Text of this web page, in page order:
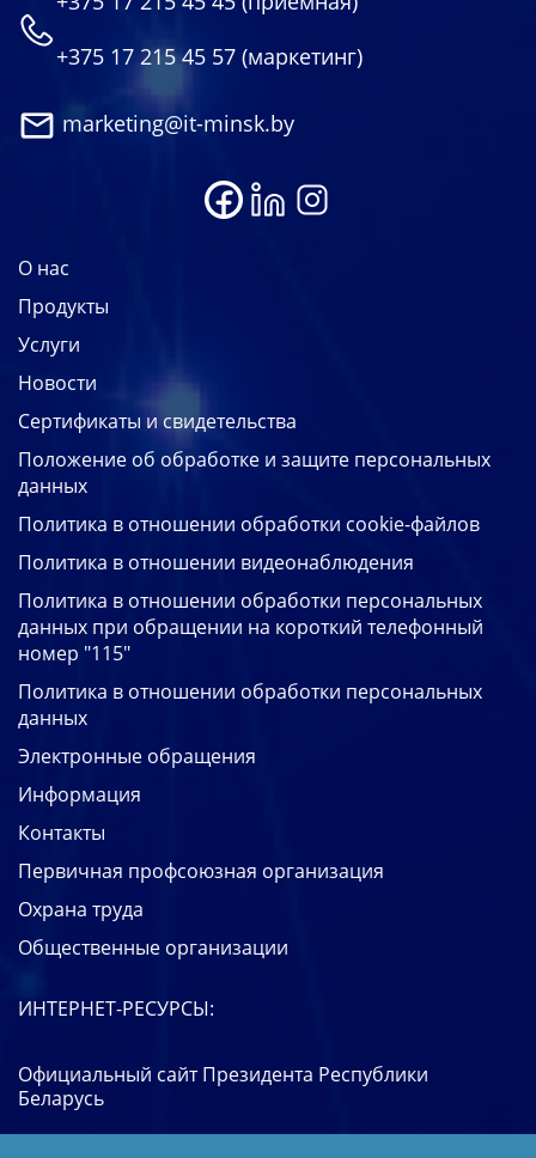
+375 17 215 45 57 (маркетинг)
marketing@it-minsk.by
О нас
Продукты
Услуги
Новости
Сертификаты и свидетельства
Положение об обработке и защите персональных
данных
Политика в отношении обработки cookie-файлов
Политика в отношении видеонаблюдения
Политика в отношении обработки персональных
данных при обращении на короткий телефонный
номер "115"
Политика в отношении обработки персональных
данных
Электронные обращения
Информация
Контакты
Первичная профсоюзная организация
Охрана труда
Общественные организации
ИНТЕРНЕТ-РЕСУРСЫ:
Официальный сайт Президента Республики
Беларусь